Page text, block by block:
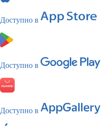
Доступно в
Доступно в
Доступно в